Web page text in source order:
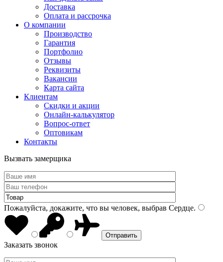
Доставка
Оплата и рассрочка
О компании
Производство
Гарантия
Портфолио
Отзывы
Реквизиты
Вакансии
Карта сайта
Клиентам
Скидки и акции
Онлайн-калькулятор
Вопрос-ответ
Оптовикам
Контакты
Вызвать замерщика
Пожалуйста, докажите, что вы человек, выбрав Сердце.
Заказать звонок